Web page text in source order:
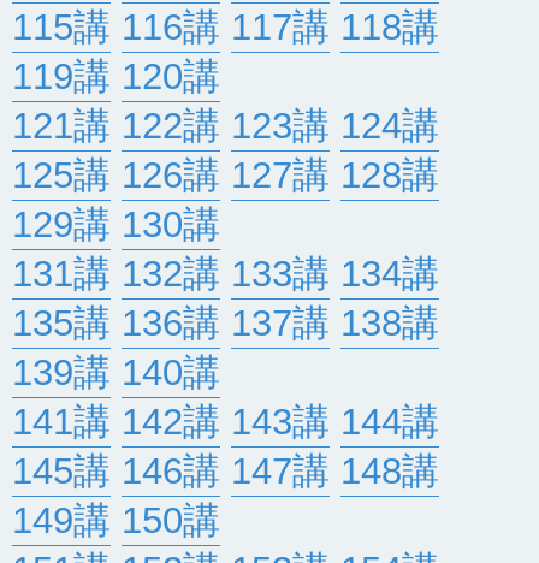
115講 116講 117講 118講
119講 120講
121講 122講 123講 124講
125講 126講 127講 128講
129講 130講
131講 132講 133講 134講
135講 136講 137講 138講
139講 140講
141講 142講 143講 144講
145講 146講 147講 148講
149講 150講